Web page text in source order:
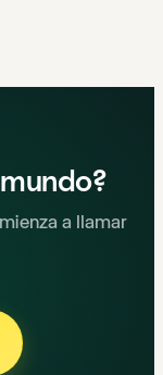
a llamar